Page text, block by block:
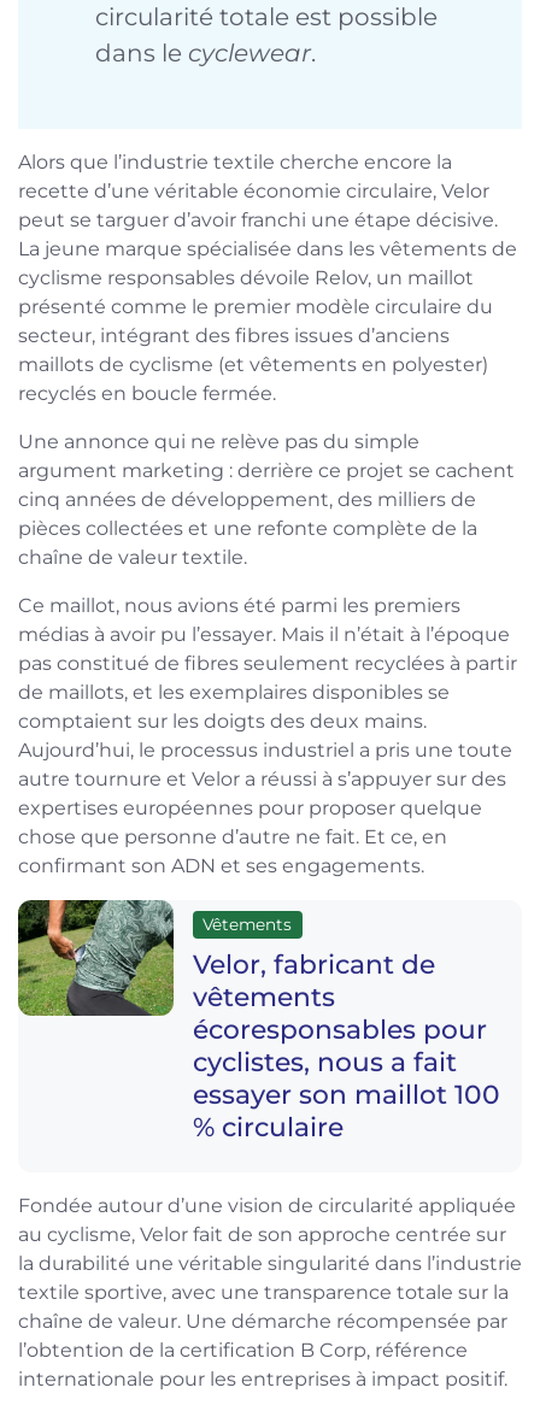
circularité totale est possible
dans le cyclewear.
Alors que l’industrie textile cherche encore la
recette d’une véritable économie circulaire, Velor
peut se targuer d’avoir franchi une étape décisive.
La jeune marque spécialisée dans les vêtements de
cyclisme responsables dévoile Relov, un maillot
présenté comme le premier modèle circulaire du
secteur, intégrant des fibres issues d’anciens
maillots de cyclisme (et vêtements en polyester)
recyclés en boucle fermée.
Une annonce qui ne relève pas du simple
argument marketing : derrière ce projet se cachent
cinq années de développement, des milliers de
pièces collectées et une refonte complète de la
chaîne de valeur textile.
Ce maillot, nous avions été parmi les premiers
médias à avoir pu l’essayer. Mais il n’était à l’époque
pas constitué de fibres seulement recyclées à partir
de maillots, et les exemplaires disponibles se
comptaient sur les doigts des deux mains.
Aujourd’hui, le processus industriel a pris une toute
autre tournure et Velor a réussi à s’appuyer sur des
expertises européennes pour proposer quelque
chose que personne d’autre ne fait. Et ce, en
confirmant son ADN et ses engagements.
Vêtements
Velor, fabricant de
vêtements
écoresponsables pour
cyclistes, nous a fait
essayer son maillot 100
% circulaire
Fondée autour d’une vision de circularité appliquée
au cyclisme, Velor fait de son approche centrée sur
la durabilité une véritable singularité dans l’industrie
textile sportive, avec une transparence totale sur la
chaîne de valeur. Une démarche récompensée par
l’obtention de la certification B Corp, référence
internationale pour les entreprises à impact positif.